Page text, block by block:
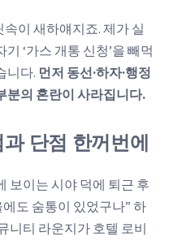
이 새하얘지죠. 제가 실
‘가스 개통 신청’을 빼먹
니다. 먼저 동선·하자·행정
분의 혼란이 사라집니다.
단점 한꺼번에
보이는 시야 덕에 퇴근 후
도 숨통이 있었구나” 하
니티 라운지가 호텔 로비